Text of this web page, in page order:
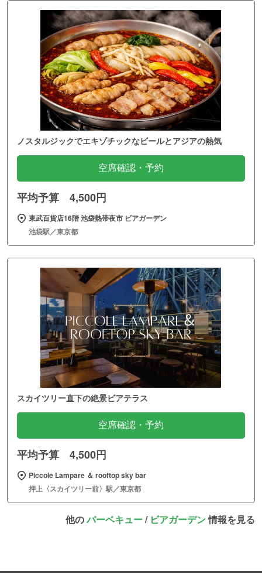
ノスタルジックでエキゾチックなビールとアジアの熱気
空席確認・予約
平均予算 4,500円
東武百貨店16階 池袋熱帯夜市 ビアガーデン
池袋駅／東京都
スカイツリー直下の絶景ビアテラス
空席確認・予約
平均予算 4,500円
Piccole Lampare ＆ rooftop sky bar
押上〈スカイツリー前〉駅／東京都
他のバーベキュー/ ビアガーデン情報を見る